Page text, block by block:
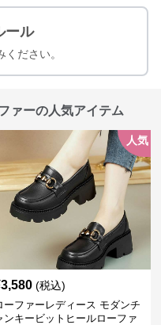
ール
ださい。
ァーの人気アイテム
人気
3,580 (税込)
ーファーレディース モダンチ
ンキービットヒールローファ